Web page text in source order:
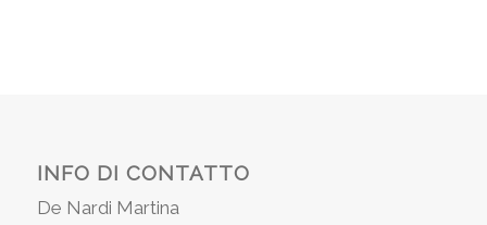
INFO DI CONTATTO
De Nardi Martina